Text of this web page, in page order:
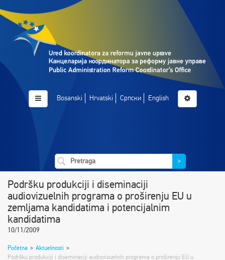
Bosanski Hrvatski Српски English
>
Podršku produkciji i diseminaciji
audiovizuelnih programa o proširenju EU u
zemljama kandidatima i potencijalnim
kandidatima
10/11/2009
Početna > Aktuelnosti >
Podršku produkciji i diseminaciji audiovizuelnih programa o proširenju EU u